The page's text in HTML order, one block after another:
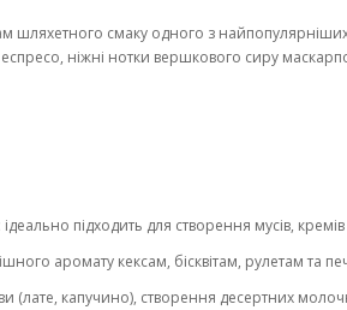
смаку одного з
ніжні нотки вершкового сиру
ідеально підходить для створення мусів,
аромату кексам, бісквітам, рулетам та
(лате, капучино), створення десертних